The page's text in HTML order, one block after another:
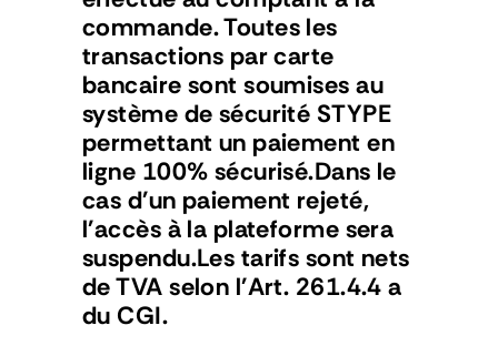
commande. Toutes les
transactions par carte
bancaire sont soumises au
système de sécurité STYPE
permettant un paiement en
ligne 100% sécurisé.Dans le
cas d'un paiement rejeté,
l'accès à la plateforme sera
suspendu.Les tarifs sont nets
de TVA selon l'Art. 261.4.4 a
du CGI.